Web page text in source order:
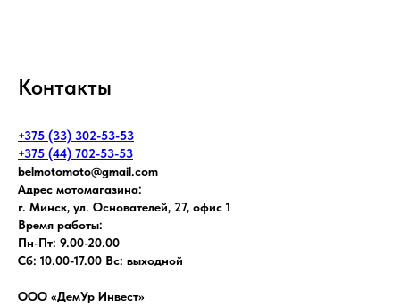
Контакты
+375 (33) 302-53-53
+375 (44) 702-53-53
belmotomoto@gmail.com
Адрес мотомагазина:
г. Минск, ул. Основателей, 27, офис 1
Время работы:
Пн-Пт: 9.00-20.00
Сб: 10.00-17.00 Вс: выходной
ООО «ДемУр Инвест»